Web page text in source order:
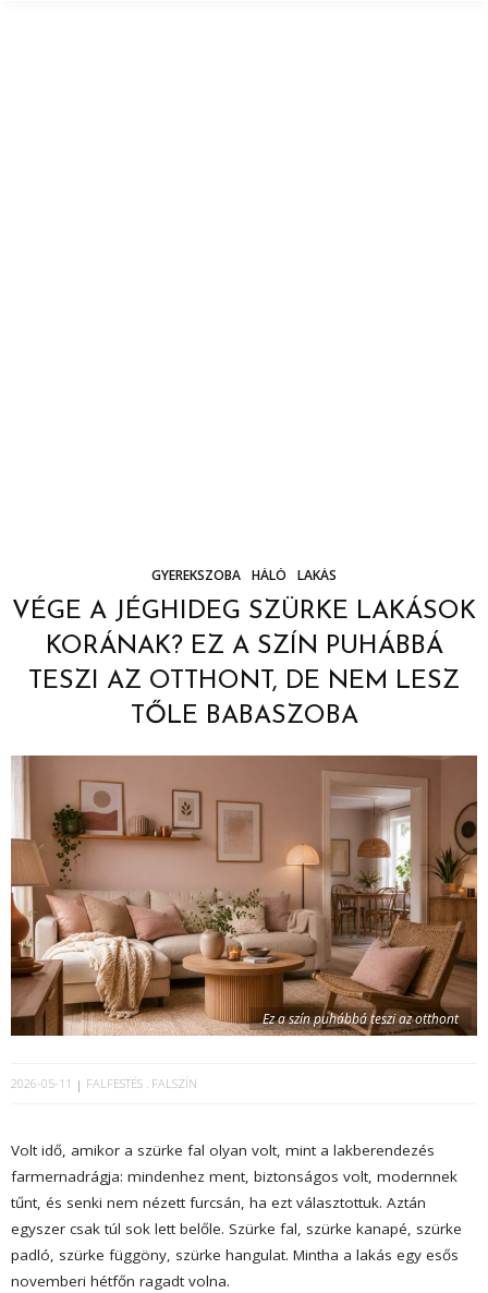
GYEREKSZOBA HÁLÓ LAKÁS
VÉGE A JÉGHIDEG SZÜRKE LAKÁSOK
KORÁNAK? EZ A SZÍN PUHÁBBÁ
TESZI AZ OTTHONT, DE NEM LESZ
TŐLE BABASZOBA
Ez a szín puhábbá teszi az otthont
2026-05-11 FALFESTÉS FALSZÍN
Volt idő, amikor a szürke fal olyan volt, mint a lakberendezés
farmernadrágja: mindenhez ment, biztonságos volt, modernnek
tűnt, és senki nem nézett furcsán, ha ezt választottuk. Aztán
egyszer csak túl sok lett belőle. Szürke fal, szürke kanapé, szürke
padló, szürke függöny, szürke hangulat. Mintha a lakás egy esős
novemberi hétfőn ragadt volna.